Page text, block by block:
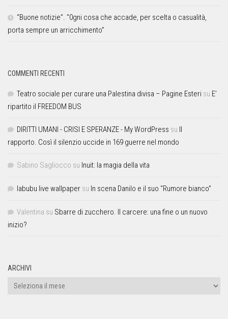
“Buone notizie”. “0gni cosa che accade, per scelta o casualità,
porta sempre un arricchimento”
COMMENTI RECENTI
Teatro sociale per curare una Palestina divisa – Pagine Esteri su E’
ripartito il FREEDOM BUS
DIRITTI UMANI - CRISI E SPERANZE - My WordPress su Il
rapporto. Così il silenzio uccide in 169 guerre nel mondo
Sabino Sagliocco su Inuit: la magia della vita
labubu live wallpaper su In scena Danilo e il suo “Rumore bianco”
Valentina su Sbarre di zucchero. Il carcere: una fine o un nuovo
inizio?
ARCHIVI